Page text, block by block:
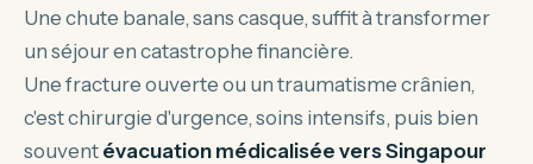
Une chute banale, sans casque, suffit à transformer
un séjour en catastrophe financière.
Une fracture ouverte ou un traumatisme crânien,
c'est chirurgie d'urgence, soins intensifs, puis bien
souvent évacuation médicalisée vers Singapour